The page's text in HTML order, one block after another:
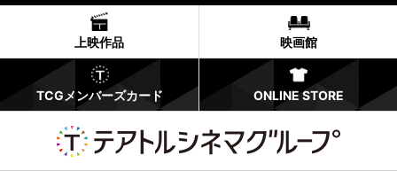
上映作品 映画館
TCGメンバーズカード ONLINE STORE